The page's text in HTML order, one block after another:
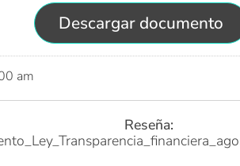
Descargar documento
am
Reseña: